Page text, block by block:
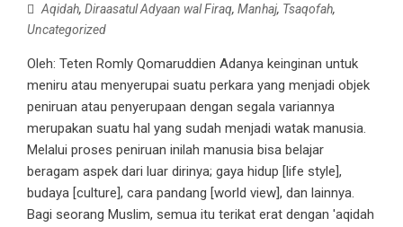
Aqidah, Diraasatul Adyaan wal Firaq, Manhaj, Tsaqofah,
Uncategorized
Oleh: Teten Romly Qomaruddien Adanya keinginan untuk
meniru atau menyerupai suatu perkara yang menjadi objek
peniruan atau penyerupaan dengan segala variannya
merupakan suatu hal yang sudah menjadi watak manusia.
Melalui proses peniruan inilah manusia bisa belajar
beragam aspek dari luar dirinya; gaya hidup [life style],
budaya [culture], cara pandang [world view], dan lainnya.
Bagi seorang Muslim, semua itu terikat erat dengan 'aqidah